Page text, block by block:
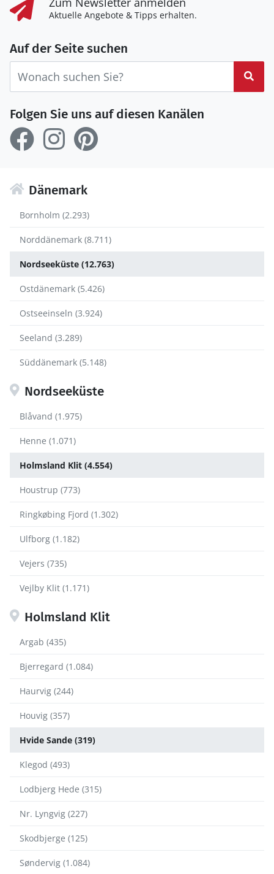
Aktuelle Angebote & Tipps erhalten.
Auf der Seite suchen
Folgen Sie uns auf diesen Kanälen
Dänemark
Bornholm (2.293)
Norddänemark (8.711)
Nordseeküste (12.763)
Ostdänemark (5.426)
Ostseeinseln (3.924)
Seeland (3.289)
Süddänemark (5.148)
Nordseeküste
Blåvand (1.975)
Henne (1.071)
Holmsland Klit (4.554)
Houstrup (773)
Ringkøbing Fjord (1.302)
Ulfborg (1.182)
Vejers (735)
Vejlby Klit (1.171)
Holmsland Klit
Argab (435)
Bjerregard (1.084)
Haurvig (244)
Houvig (357)
Hvide Sande (319)
Klegod (493)
Lodbjerg Hede (315)
Nr. Lyngvig (227)
Skodbjerge (125)
Søndervig (1.084)